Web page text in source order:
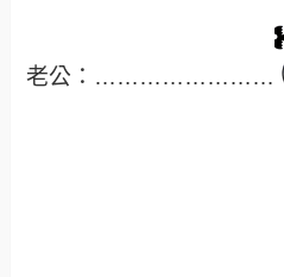
老公：……………………